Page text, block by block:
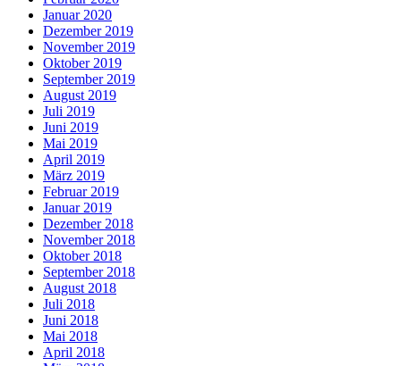
Januar 2020
Dezember 2019
November 2019
Oktober 2019
September 2019
August 2019
Juli 2019
Juni 2019
Mai 2019
April 2019
März 2019
Februar 2019
Januar 2019
Dezember 2018
November 2018
Oktober 2018
September 2018
August 2018
Juli 2018
Juni 2018
Mai 2018
April 2018